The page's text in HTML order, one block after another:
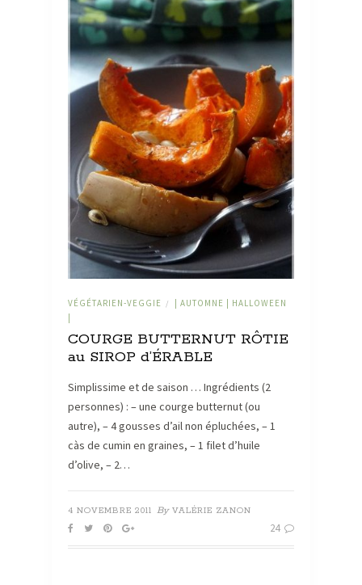
VÉGÉTARIEN-VEGGIE /
| AUTOMNE | HALLOWEEN
COURGE BUTTERNUT RÔTIE
au SIROP d’ÉRABLE
Simplissime et de saison … Ingrédients (2
personnes) : – une courge butternut (ou
autre), – 4 gousses d’ail non épluchées, – 1
càs de cumin en graines, – 1 filet d’huile
d’olive, – 2…
4 NOVEMBRE 2011 By VALÉRIE ZANON
24